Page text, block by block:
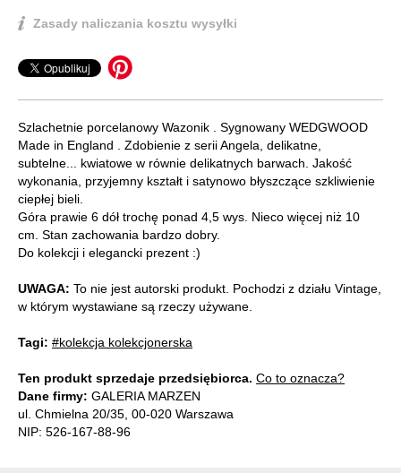
Zasady naliczania kosztu wysyłki
Szlachetnie porcelanowy Wazonik . Sygnowany WEDGWOOD
Made in England . Zdobienie z serii Angela, delikatne,
subtelne... kwiatowe w równie delikatnych barwach. Jakość
wykonania, przyjemny kształt i satynowo błyszczące szkliwienie
ciepłej bieli.
Góra prawie 6 dół trochę ponad 4,5 wys. Nieco więcej niż 10
cm. Stan zachowania bardzo dobry.
Do kolekcji i elegancki prezent :)
UWAGA: To nie jest autorski produkt. Pochodzi z działu Vintage,
w którym wystawiane są rzeczy używane.
Tagi: #kolekcja kolekcjonerska
Ten produkt sprzedaje przedsiębiorca. Co to oznacza?
Dane firmy: GALERIA MARZEN
ul. Chmielna 20/35, 00-020 Warszawa
NIP: 526-167-88-96